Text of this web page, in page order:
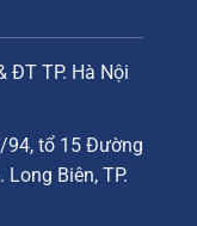
ĐT TP. Hà Nội
94, tổ 15 Đường
Long Biên, TP.